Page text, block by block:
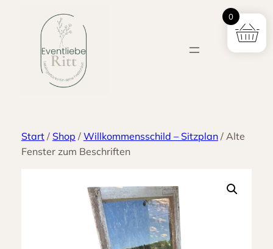
Start/ Shop / Willkommensschild – Sitzplan/ Alte
Fenster zum Beschriften
0